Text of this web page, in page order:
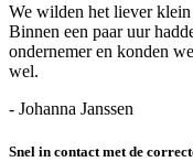
We wilden het liever klein
Binnen een paar uur
ondernemer en konden
wel.
- Johanna Janssen
Snel in contact met de